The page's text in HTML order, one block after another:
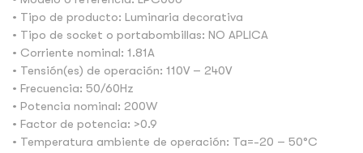
• Tipo de producto: Luminaria decorativa
• Tipo de socket o portabombillas: NO APLICA
• Corriente nominal: 1.81A
• Tensión(es) de operación: 110V – 240V
• Frecuencia: 50/60Hz
• Potencia nominal: 200W
• Factor de potencia: >0.9
• Temperatura ambiente de operación: Ta=-20 – 50°C